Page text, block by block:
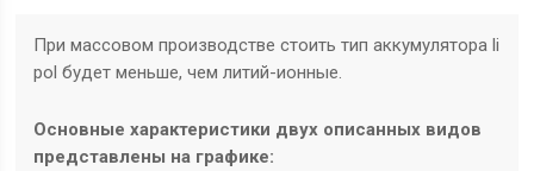
При массовом производстве стоить тип аккумулятора li
pol будет меньше, чем литий-ионные.
Основные характеристики двух описанных видов
представлены на графике: